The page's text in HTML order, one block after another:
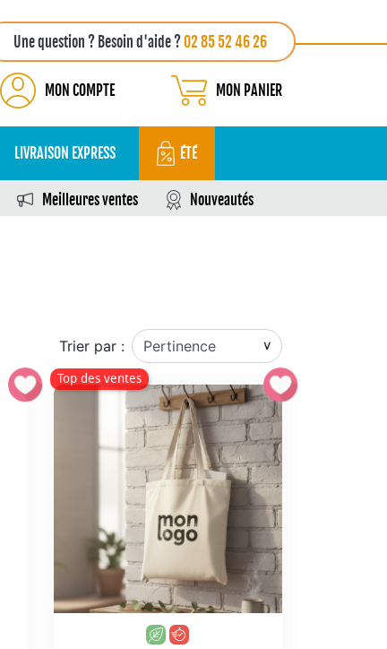
Une question ? Besoin d'aide ?02 85 52 46 26
MON COMPTE MON PANIER
LIVRAISON EXPRESS ÉTÉ
Meilleures ventes Nouveautés
Trier par :
Top des ventes